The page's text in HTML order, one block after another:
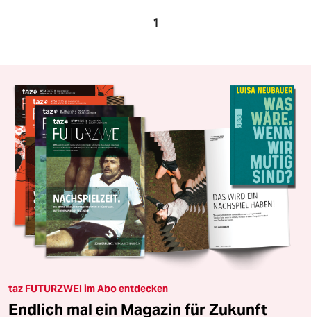
1
taz FUTURZWEI im Abo entdecken
Endlich mal ein Magazin für Zukunft